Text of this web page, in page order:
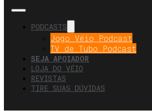
PODCASTS
Jogo Véio Podcast
TV de Tubo Podcast
SEJA APOIADOR
LOJA DO VÉIO
REVISTAS
TIRE SUAS DÚVIDAS